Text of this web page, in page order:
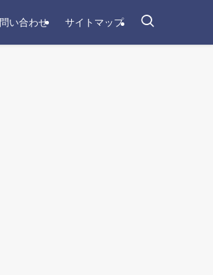
い合わせ サイトマップ